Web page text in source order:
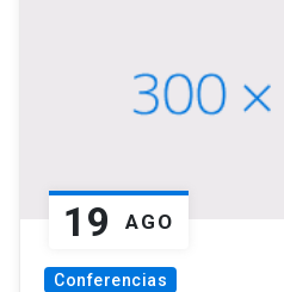
19 AGO
Conferencias